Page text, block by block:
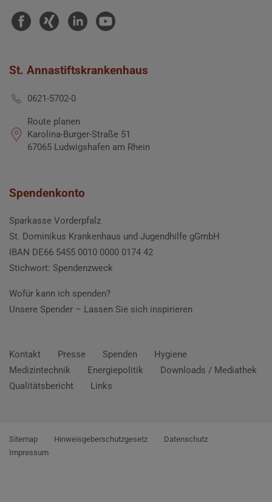
St. Annastiftskrankenhaus
0621-5702-0
Route planen
Karolina-Burger-Straße 51
67065 Ludwigshafen am Rhein
Spendenkonto
Sparkasse Vorderpfalz
St. Dominikus Krankenhaus und Jugendhilfe gGmbH
IBAN DE66 5455 0010 0000 0174 42
Stichwort: Spendenzweck
Wofür kann ich spenden?
Unsere Spender – Lassen Sie sich inspirieren
Kontakt Presse Spenden
Hygiene
Medizintechnik
Energiepolitik
Downloads / Mediathek
Qualitätsbericht
Links
Sitemap Hinweisgeberschutzgesetz
Datenschutz
Impressum